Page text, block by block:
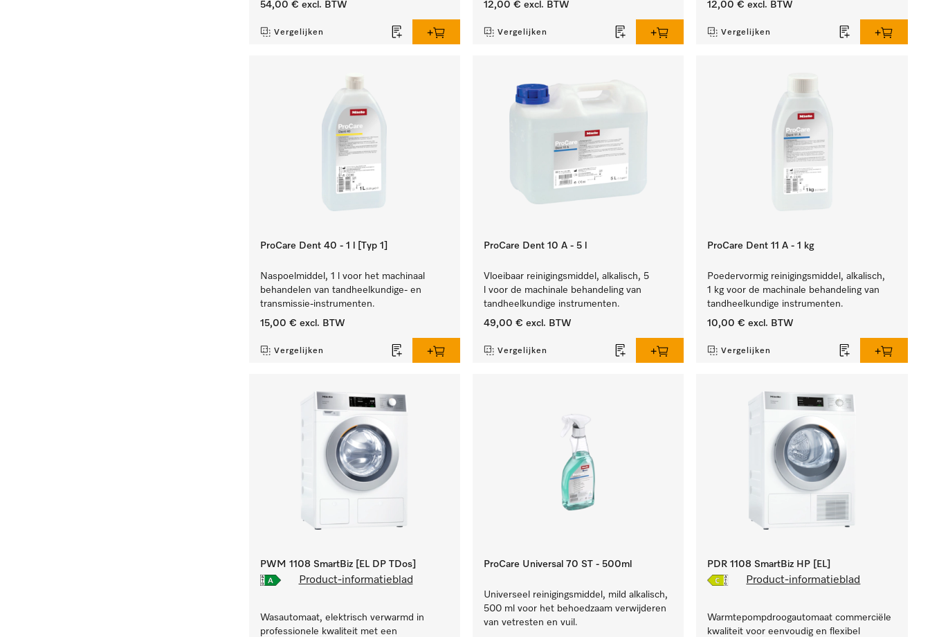
54,00 € excl. BTW
Vergelijken
12,00 € excl. BTW
Vergelijken
12,00 € excl. BTW
Vergelijken
ProCare Dent 40 - 1 l [Typ 1]
Naspoelmiddel, 1 l voor het machinaal
behandelen van tandheelkundige- en
transmissie-instrumenten.
15,00 € excl. BTW
Vergelijken
ProCare Dent 10 A - 5 l
Vloeibaar reinigingsmiddel, alkalisch, 5
l voor de machinale behandeling van
tandheelkundige instrumenten.
49,00 € excl. BTW
Vergelijken
ProCare Dent 11 A - 1 kg
Poedervormig reinigingsmiddel, alkalisch,
1 kg voor de machinale behandeling van
tandheelkundige instrumenten.
10,00 € excl. BTW
Vergelijken
PWM 1108 SmartBiz [EL DP TDos]
Product-informatieblad
Wasautomaat, elektrisch verwarmd in
professionele kwaliteit met een
ProCare Universal 70 ST - 500ml
Universeel reinigingsmiddel, mild alkalisch,
500 ml voor het behoedzaam verwijderen
van vetresten en vuil.
PDR 1108 SmartBiz HP [EL]
Product-informatieblad
Warmtepompdroogautomaat commerciële
kwaliteit voor eenvoudig en flexibel